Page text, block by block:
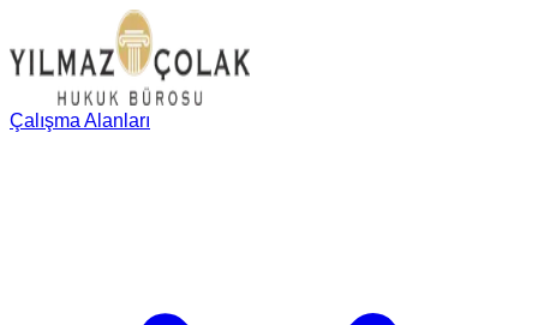
Çalışma Alanları